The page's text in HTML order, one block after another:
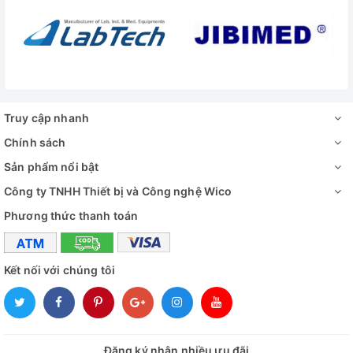
Truy cập nhanh
Chính sách
Sản phẩm nổi bật
Công ty TNHH Thiết bị và Công nghệ Wico
Phương thức thanh toán
Kết nối với chúng tôi